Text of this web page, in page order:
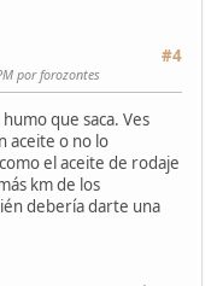
#4
por forozontes
que saca. Ves
aceite o no lo
el aceite de rodaje
km de los
debería darte una